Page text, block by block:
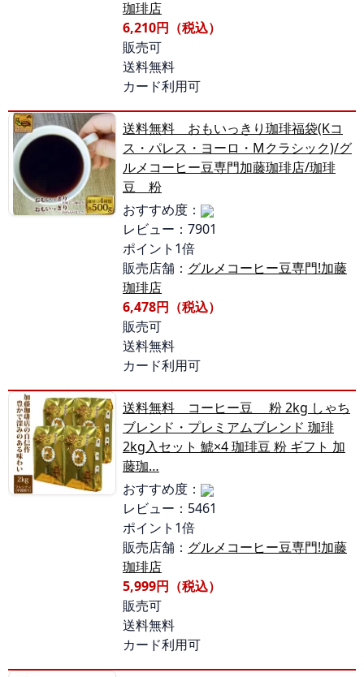
珈琲店
6,210円（税込）
販売可
送料無料
カード利用可
送料無料 おもいっきり珈琲福袋(Kコ
ス・パレス・ヨーロ・Mクラシック)/グ
ルメコーヒー豆専門加藤珈琲店/珈琲
豆 粉
おすすめ度：
レビュー：7901
ポイント1倍
販売店舗： グルメコーヒー豆専門!加藤
珈琲店
6,478円（税込）
販売可
送料無料
カード利用可
送料無料 コーヒー豆 粉 2kg しゃち
ブレンド・プレミアムブレンド 珈琲
2kg入セット 鯱×4 珈琲豆 粉 ギフト 加
藤珈…
おすすめ度：
レビュー：5461
ポイント1倍
販売店舗： グルメコーヒー豆専門!加藤
珈琲店
5,999円（税込）
販売可
送料無料
カード利用可